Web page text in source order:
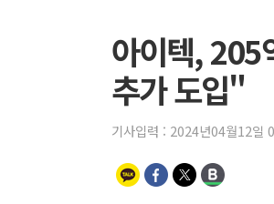
아이텍, 205
추가 도입"
기사입력 : 2024년04월12일